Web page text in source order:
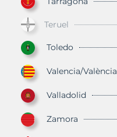
Teruel
Toledo
Valencia/València
Valladolid
Zamora